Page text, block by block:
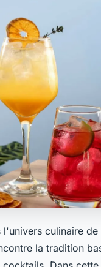
l'univers culinaire
la tradition